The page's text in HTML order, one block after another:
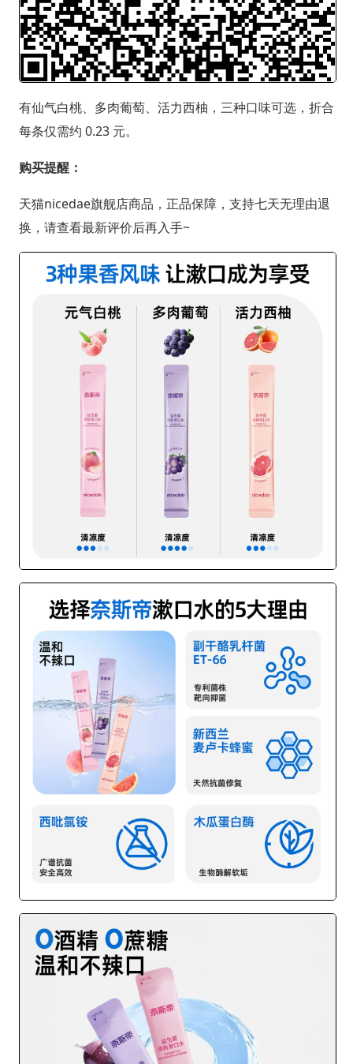
有仙气白桃、多肉葡萄、活力西柚，三种口味可选，折合
每条仅需约 0.23 元。
购买提醒：
天猫nicedae旗舰店商品，正品保障，支持七天无理由退
换，请查看最新评价后再入手~